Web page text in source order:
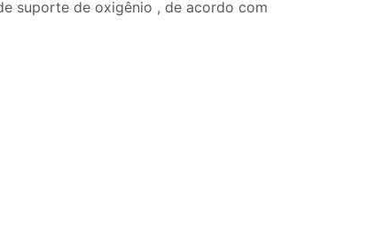
suporte de oxigênio , de acordo com